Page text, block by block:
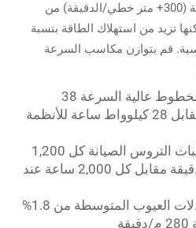
تقلل المموجات عالية السرعة (300+ متر خطي/الدقيقة) من
تزيد من استهلاك الطاقة بنسبة
قم بتوازن مكاسب السرعة
: تستهلك الخطوط عالية السرعة 38
كيلوواط ساعة لكل طن مقابل 28 كيلوواط ساعة للأنظمة
: تتطلب علبات التروس الصيانة كل 1,200
ساعة عند سرعة 250 م/دقيقة مقابل كل 2,000 ساعة عند
: ترتفع معدلات العيوب المتوسطة من 1.8%